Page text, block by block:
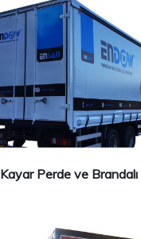
Kayar Perde ve